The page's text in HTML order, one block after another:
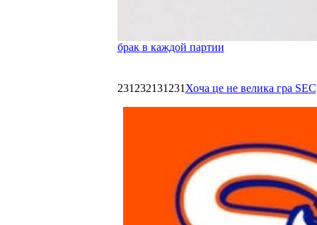
брак в каждой партии
231232131231 Хоча це не велика гра